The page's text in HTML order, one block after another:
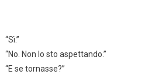
“Sì.”
“No. Non lo sto aspettando.”
“E se tornasse?”